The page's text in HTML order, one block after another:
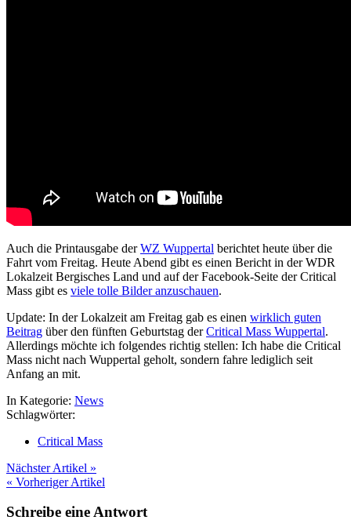
Auch die Printausgabe derWZ Wuppertal berichtet heute über die
Fahrt vom Freitag. Heute Abend gibt es einen Bericht in der WDR
Lokalzeit Bergisches Land und auf der Facebook-Seite der Critical
Mass gibt es viele tolle Bilder anzuschauen.
Update: In der Lokalzeit am Freitag gab es einen wirklich guten
Beitrag über den fünften Geburtstag derCritical Mass Wuppertal.
Allerdings möchte ich folgendes richtig stellen: Ich habe die Critical
Mass nicht nach Wuppertal geholt, sondern fahre lediglich seit
Anfang an mit.
In Kategorie: News
Schlagwörter:
Critical Mass
Nächster Artikel »
« Vorheriger Artikel
Schreibe eine Antwort